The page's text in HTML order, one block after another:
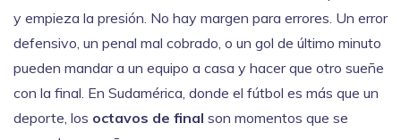
y empieza la presión. No hay margen para errores. Un error
defensivo, un penal mal cobrado, o un gol de último minuto
pueden mandar a un equipo a casa y hacer que otro sueñe
con la final. En Sudamérica, donde el fútbol es más que un
deporte, los octavos de final son momentos que se